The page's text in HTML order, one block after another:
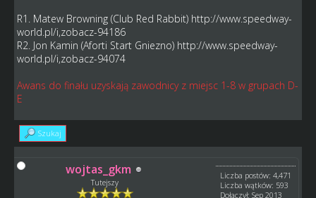
R1. Matew Browning (Club Red Rabbit) http://www.speedway-
world.pl/i,zobacz-94186
R2. Jon Kamin (Aforti Start Gniezno) http://www.speedway-
world.pl/i,zobacz-94074
Awans do finału uzyskają zawodnicy z miejsc 1-8 w grupach D-
E
Szukaj
wojtas_gkm
Tutejszy
Liczba postów: 4,471
Liczba wątków: 593
Dołączył: Sep 2013